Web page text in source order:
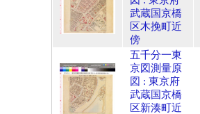
武蔵国京橋
区木挽町近
傍
五千分一東
京図測量原
図 : 東京府
武蔵国京橋
区新湊町近